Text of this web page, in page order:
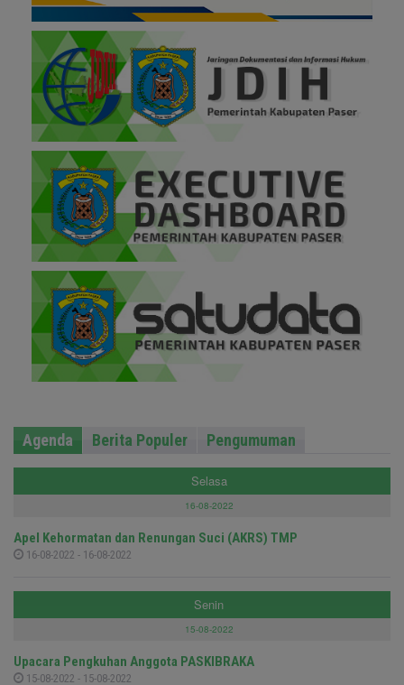
Agenda Berita Populer Pengumuman
Selasa
16-08-2022
Apel Kehormatan dan Renungan Suci (AKRS) TMP
16-08-2022 - 16-08-2022
Senin
15-08-2022
Upacara Pengkuhan Anggota PASKIBRAKA
15-08-2022 - 15-08-2022